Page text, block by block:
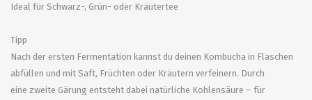
Ideal für Schwarz-, Grün- oder Kräutertee
Tipp
Nach der ersten Fermentation kannst du deinen Kombucha in Flaschen
abfüllen und mit Saft, Früchten oder Kräutern verfeinern. Durch
eine zweite Gärung entsteht dabei natürliche Kohlensäure – für